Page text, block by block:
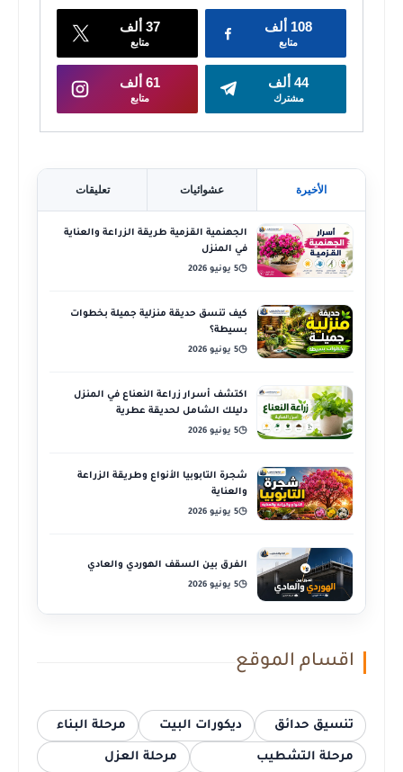
الأخيرة عشوائيات تعليقات
الجهنمية القزمية طريقة الزراعة والعناية
في المنزل
◷5 يونيو 2026
كيف تنسق حديقة منزلية جميلة بخطوات
بسيطة؟
◷5 يونيو 2026
اكتشف أسرار زراعة النعناع في المنزل
دليلك الشامل لحديقة عطرية
◷5 يونيو 2026
شجرة التابوبيا الأنواع وطريقة الزراعة
والعناية
◷5 يونيو 2026
الفرق بين السقف الهوردي والعادي
◷5 يونيو 2026
اقسام الموقع
تنسيق حدائق ديكورات البيت مرحلة البناء
مرحلة التشطيب مرحلة العزل